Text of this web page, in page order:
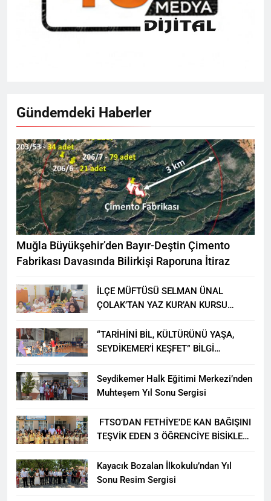
Gündemdeki Haberler
Muğla Büyükşehir’den Bayır-Deştin Çimento
Fabrikası Davasında Bilirkişi Raporuna İtiraz
İLÇE MÜFTÜSÜ SELMAN ÜNAL
ÇOLAK’TAN YAZ KUR’AN KURSU
“TARİHİNİ BİL, KÜLTÜRÜNÜ YAŞA,
SEYDİKEMER’İ KEŞFET” BİLGİ
Seydikemer Halk Eğitimi Merkezi’nden
Muhteşem Yıl Sonu Sergisi
FTSO’DAN FETHİYE’DE KAN BAĞIŞINI
TEŞVİK EDEN 3 ÖĞRENCİYE BİSİKLET
Kayacık Bozalan İlkokulu’ndan Yıl
Sonu Resim Sergisi